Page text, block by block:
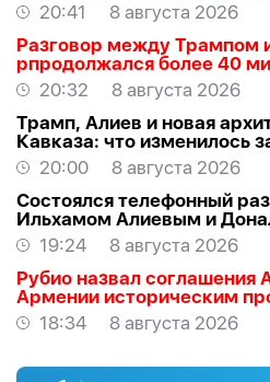
20:41
8 августа 2026
Разговор между Трампом
рпродолжался более 40
20:32
8 августа 2026
Трамп, Алиев и новая
Кавказа: что изменилось
ВЗГЛЯД
20:00
8 августа 2026
Состоялся телефонный
Ильхамом Алиевым и
19:24
8 августа 2026
Рубио назвал соглашения
Армении историческим
18:34
8 августа 2026